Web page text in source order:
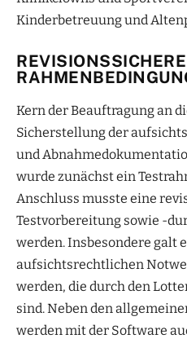
Kinderbetreuung und
REVISIONSSICHERE
Kern der Beauftragung an
Sicherstellung der
und
wurde zunächst ein
Anschluss musste eine
Testvorbereitung sowie -
werden. Insbesondere galt
aufsichtsrechtlichen
werden, die durch den
sind. Neben den
werden mit der Software